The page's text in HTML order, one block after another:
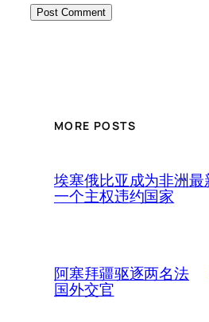
MORE POSTS
埃塞俄比亚成为非洲最
一个主权违约国家
阿塞拜疆驱逐两名法
国外交官